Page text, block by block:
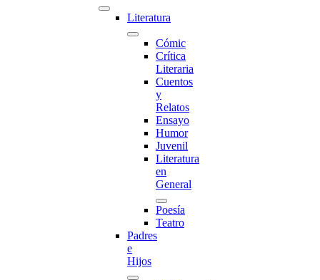
Literatura
Cómic
Crítica
Literaria
Cuentos
y
Relatos
Ensayo
Humor
Juvenil
Literatura
en
General
Poesía
Teatro
Padres
e
Hijos